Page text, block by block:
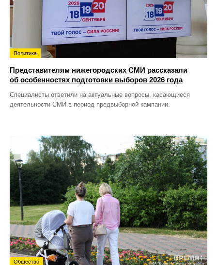
Политика
Представителям нижегородских СМИ рассказали
об особенностях подготовки выборов 2026 года
Специалисты ответили на актуальные вопросы, касающиеся
деятельности СМИ в период предвыборной кампании.
Общество